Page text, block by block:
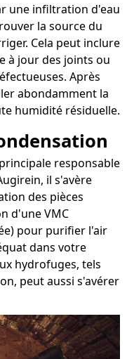
une infiltration d'eau
la source du
Cela peut inclure
à jour des joints ou
Après
abondamment la
humidité résiduelle.
responsable
il s'avère
des pièces
d'une VMC
pour purifier l'air
dans votre
hydrofuges, tels
peut aussi s'avérer